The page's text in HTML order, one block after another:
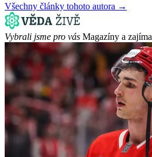
Všechny články tohoto autora →
Vybrali jsme pro vás Magazíny a